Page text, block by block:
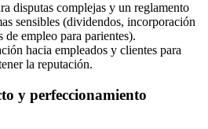
disputas complejas y un reglamento
sensibles (dividendos, incorporación
empleo para parientes).
hacia empleados y clientes para
la reputación.
y perfeccionamiento